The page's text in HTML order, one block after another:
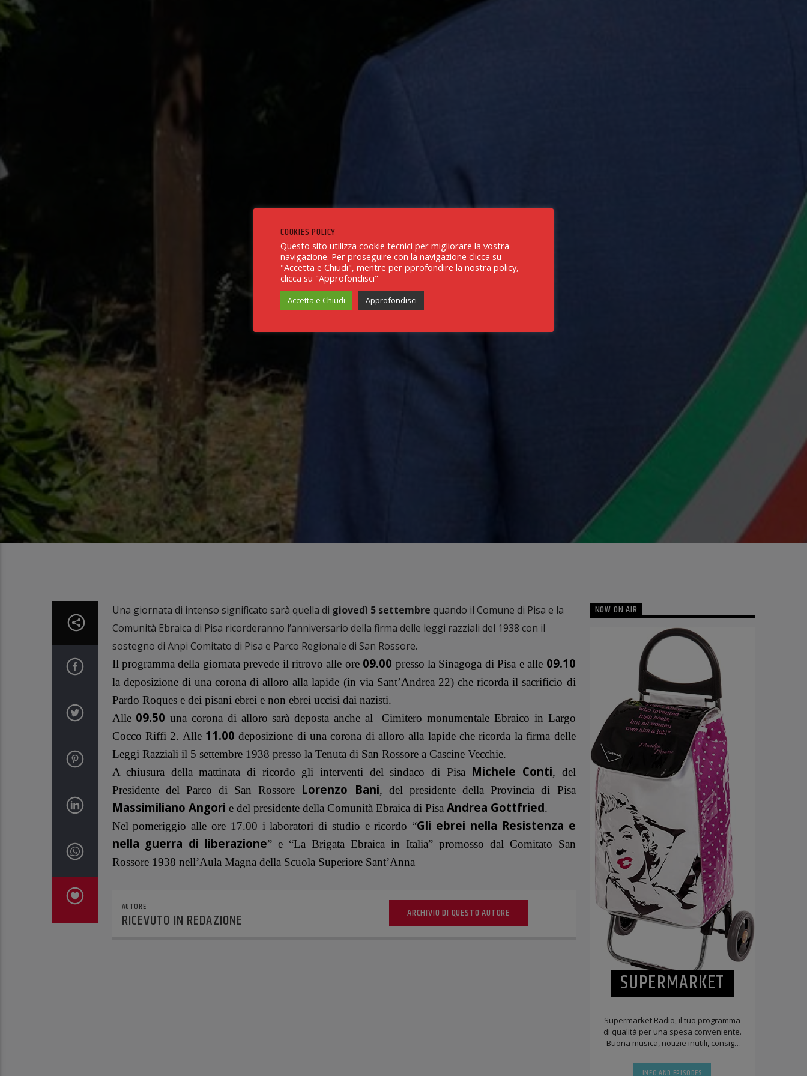
Una giornata di intenso significato sarà quella di giovedì 5 settembre quando il Comune di Pisa e la
Comunità Ebraica di Pisa ricorderanno l’anniversario della firma delle leggi razziali del 1938 con il
sostegno di Anpi Comitato di Pisa e Parco Regionale di San Rossore.
Il programma della giornata prevede il ritrovo alle ore 09.00 presso la Sinagoga di Pisa e alle 09.10
la deposizione di una corona di alloro alla lapide (in via Sant’Andrea 22) che ricorda il sacrificio di
Pardo Roques e dei pisani ebrei e non ebrei uccisi dai nazisti.
Alle 09.50 una corona di alloro sarà deposta anche al
Cimitero monumentale Ebraico in Largo
Cocco Riffi 2. Alle 11.00 deposizione di una corona di alloro alla lapide che ricorda la firma delle
Leggi Razziali il 5 settembre 1938 presso la Tenuta di San Rossore a Cascine Vecchie.
A chiusura della mattinata di ricordo gli interventi del sindaco di Pisa Michele Conti, del
Presidente del Parco di San Rossore Lorenzo Bani, del presidente della Provincia di Pisa
Massimiliano Angori e del presidente della Comunità Ebraica di Pisa Andrea Gottfried.
Nel pomeriggio alle ore 17.00 i laboratori di studio e ricordo “Gli ebrei nella Resistenza e
nella guerra di liberazione” e “La Brigata Ebraica in Italia” promosso dal Comitato San
Rossore 1938 nell’Aula Magna della Scuola Superiore Sant’Anna
AUTORE
RICEVUTO IN REDAZIONE ARCHIVIO DI QUESTO AUTORE
NOW ON AIR
SUPERMARKET
Supermarket Radio, il tuo programma
di qualità per una spesa conveniente.
Buona musica, notizie inutili, consigli
[...]
INFO AND EPISODES
COOKIES POLICY
Questo sito utilizza cookie tecnici per migliorare la vostra
navigazione. Per proseguire con la navigazione clicca su
"Accetta e Chiudi", mentre per pprofondire la nostra policy,
clicca su "Approfondisci"
Accetta e Chiudi Approfondisci